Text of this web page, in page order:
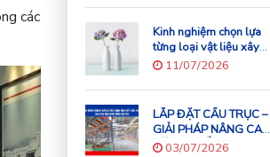
các
APEC – Đà Nẵng”.
Kinh nghiệm chọn lựa
từng loại vật liệu xây
dựng11/07/2026
LẮP ĐẶT CẦU TRỤC –
GIẢI PHÁP NÂNG CAO
NĂNG SUẤT VƯỢT
03/07/2026